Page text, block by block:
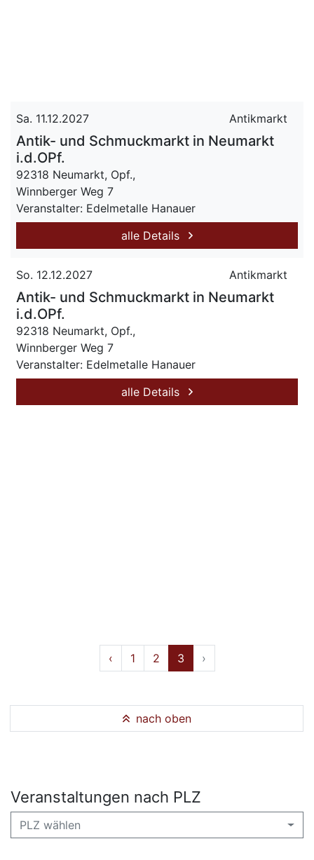
Sa. 11.12.2027 Antikmarkt
Antik- und Schmuckmarkt in Neumarkt
i.d.OPf.
92318 Neumarkt, Opf.,
Winnberger Weg 7
Veranstalter: Edelmetalle Hanauer
alle Details
So. 12.12.2027 Antikmarkt
Antik- und Schmuckmarkt in Neumarkt
i.d.OPf.
92318 Neumarkt, Opf.,
Winnberger Weg 7
Veranstalter: Edelmetalle Hanauer
alle Details
‹ 1 2 3 ›
nach oben
Veranstaltungen nach PLZ
PLZ wählen